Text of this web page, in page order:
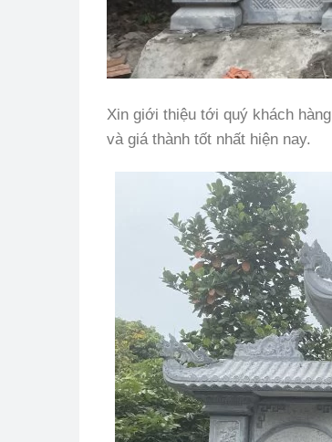
Xin giới thiệu tới quý khách hàng
và giá thành tốt nhất hiện nay.